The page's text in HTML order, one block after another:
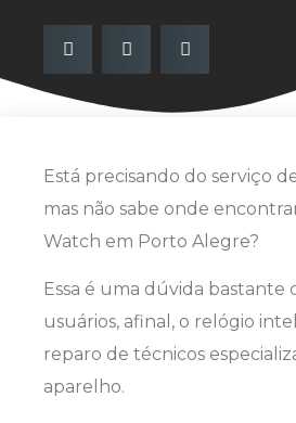
Está precisando do serviço
mas não sabe onde
Watch em Porto Alegre?
Essa é uma dúvida
usuários, afinal, o relógio
reparo de técnicos
aparelho.